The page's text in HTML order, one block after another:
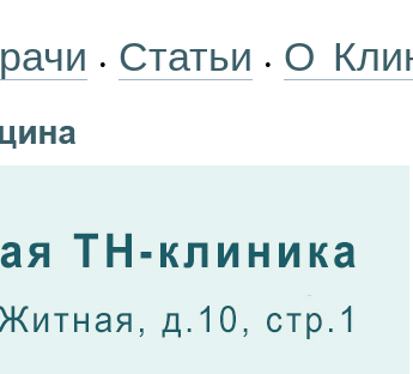
• Статьи • О